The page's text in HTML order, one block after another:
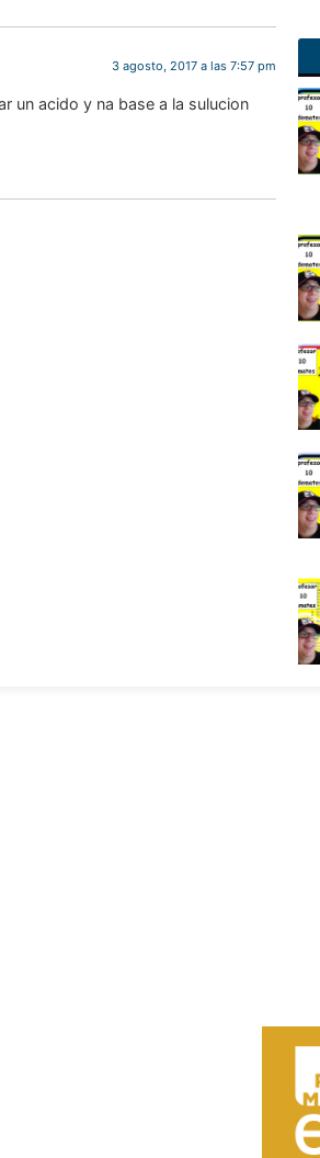
3 agosto, 2017 a las 7:57 pm
un acido y na base a la sulucion